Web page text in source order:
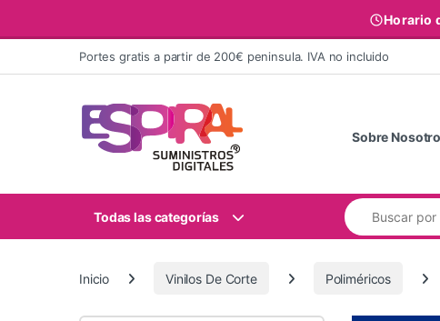
Horario
Ir al contenidoPortes gratis a partir de 200€ peninsula. IVA no incluido
Sobre
Todas las categorías
Buscar:
Inicio Vinilos De Corte Poliméricos